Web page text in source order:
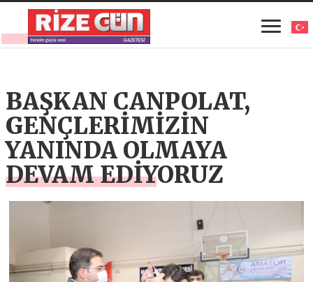
BAŞKAN CANPOLAT,
GENÇLERİMİZİN
YANINDA OLMAYA
DEVAM EDİYORUZ